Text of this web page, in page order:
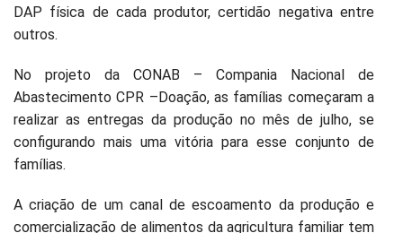
DAP física de cada produtor, certidão negativa entre
outros.
No projeto da CONAB – Compania Nacional de
Abastecimento CPR –Doação, as famílias começaram a
realizar as entregas da produção no mês de julho, se
configurando mais uma vitória para esse conjunto de
famílias.
A criação de um canal de escoamento da produção e
comercialização de alimentos da agricultura familiar tem